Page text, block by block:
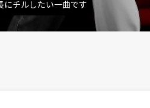
にチルしたい一曲です